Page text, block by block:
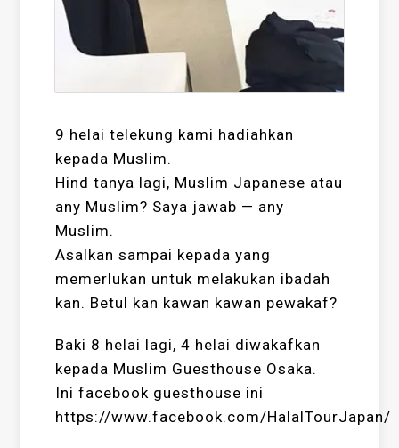
9 helai telekung kami hadiahkan
kepada Muslim.
Hind tanya lagi, Muslim Japanese atau
any Muslim? Saya jawab — any
Muslim.
Asalkan sampai kepada yang
memerlukan untuk melakukan ibadah
kan. Betul kan kawan kawan pewakaf?
Baki 8 helai lagi, 4 helai diwakafkan
kepada Muslim Guesthouse Osaka.
Ini facebook guesthouse ini
https://www.facebook.com/HalalTourJapan/